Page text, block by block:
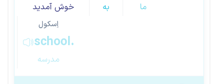
خوش آمدید به ما
اِسکول
school.
مدرسه